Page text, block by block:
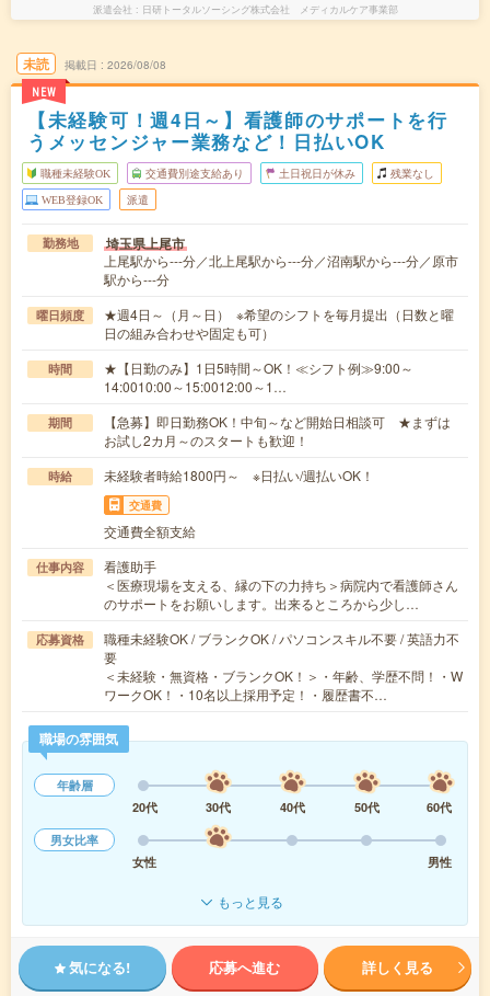
派遣会社 日研トータルソーシング株式会社 メディカルケア事業部
未読
NEW
掲載日 2026/08/08
【未経験可！週4日～】看護師のサポートを行
うメッセンジャー業務など！日払いOK
職種未経験OK 交通費別途支給あり 土日祝日が休み 残業なし
WEB登録OK 派遣
勤務地 埼玉県上尾市
上尾駅から---分／北上尾駅から---分／沼南駅から---分／原市
駅から---分
曜日頻度
★週4日～（月～日） ※希望のシフトを毎月提出（日数と曜
日の組み合わせや固定も可）
時間
★【日勤のみ】1日5時間～OK！≪シフト例≫9:00～
14:0010:00～15:0012:00～1…
期間
【急募】即日勤務OK！中旬～など開始日相談可 ★まずは
お試し2カ月～のスタートも歓迎！
時給 未経験者時給1800円～ ※日払い/週払いOK！
交通費
交通費全額支給
仕事内容
看護助手
＜医療現場を支える、縁の下の力持ち＞病院内で看護師さん
のサポートをお願いします。出来るところから少し…
応募資格
職種未経験OK / ブランクOK / パソコンスキル不要 / 英語力不
要
＜未経験・無資格・ブランクOK！＞・年齢、学歴不問！・W
ワークOK！・10名以上採用予定！・履歴書不…
職場の雰囲気
年齢層
20代
30代 40代 50代
60代
男女比率
女性
男性
もっと見る
気になる! 応募へ進む 詳しく見る